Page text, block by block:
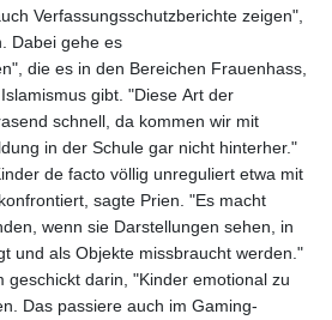
Verfassungsschutzberichte zeigen",
Dabei gehe es
die es in den Bereichen Frauenhass,
gibt. "Diese Art der
schnell, da kommen wir mit
in der Schule gar nicht hinterher."
de facto völlig unreguliert etwa mit
sagte Prien. "Es macht
wenn sie Darstellungen sehen, in
und als Objekte missbraucht werden."
geschickt darin, "Kinder emotional zu
Das passiere auch im Gaming-